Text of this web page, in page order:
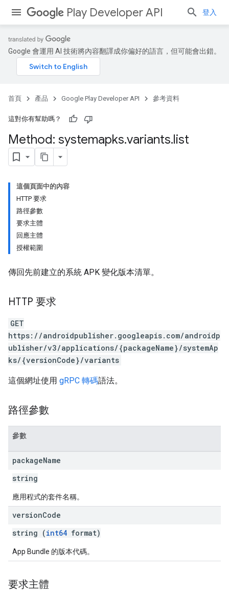
Play Developer API 登入
Google 會運用 AI 技術將內容翻譯成你偏好的語言，但可能會出錯。
首頁 產品 Google Play Developer API 參考資料
這對你有幫助嗎？
Method: systemapks.variants.list
這個頁面中的內容
HTTP 要求
路徑參數
要求主體
回應主體
授權範圍
傳回先前建立的系統 APK 變化版本清單。
HTTP 要求
GET
https://androidpublisher.googleapis.com/androidp
ublisher/v3/applications/{packageName}/systemAp
ks/{versionCode}/variants
這個網址使用 gRPC 轉碼語法。
路徑參數
參數
packageName
string
應用程式的套件名稱。
versionCode
string (int64 format)
App Bundle 的版本代碼。
要求主體